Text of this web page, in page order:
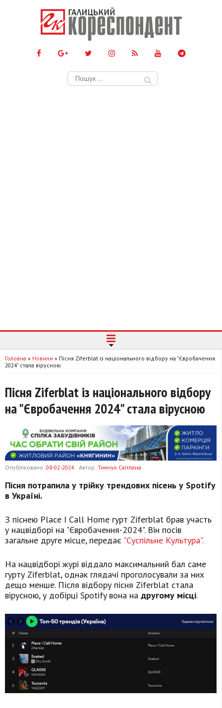
Пошук:
Головна » Новини » Пісня Ziferblat із національного відбору на "Євробачення
2024" стала вірусною
Пісня Ziferblat із національного відбору
на "Євробачення 2024" стала вірусною
Опубліковано: 08-02-2024 Автор: Тимчук Світлана
Пісня потрапила у трійку трендових пісень у Spotify
в Україні.
З піснею Place I Call Home гурт Ziferblat брав участь
у нацвідборі на "Євробачення-2024". Він посів
загальне друге місце, передає "Суспільне Культура".
На нацвідборі журі віддало максимальний бал саме
гурту Ziferblat, однак глядачі проголосували за них
дещо менше. Після відбору пісня Ziferblat стала
вірусною, у добірці Spotify вона на другому місці.